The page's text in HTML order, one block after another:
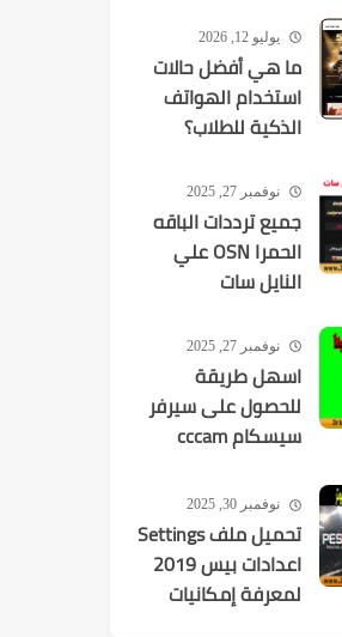
يستهدفك
يوليو 12, 2026
ما هي أفضل حالات
استخدام الهواتف
الذكية للطلاب؟
نوفمبر 27, 2025
جميع ترددات الباقه
الحمرا OSN علي
النايل سات
نوفمبر 27, 2025
اسهل طريقة
للحصول على سيرفر
سيسكام cccam
نوفمبر 30, 2025
تحميل ملف Settings
اعدادات بيس 2019
لمعرفة إمكانيات